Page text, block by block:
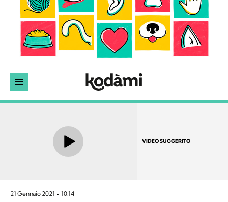
VIDEO SUGGERITO
21 Gennaio 2021 10:14